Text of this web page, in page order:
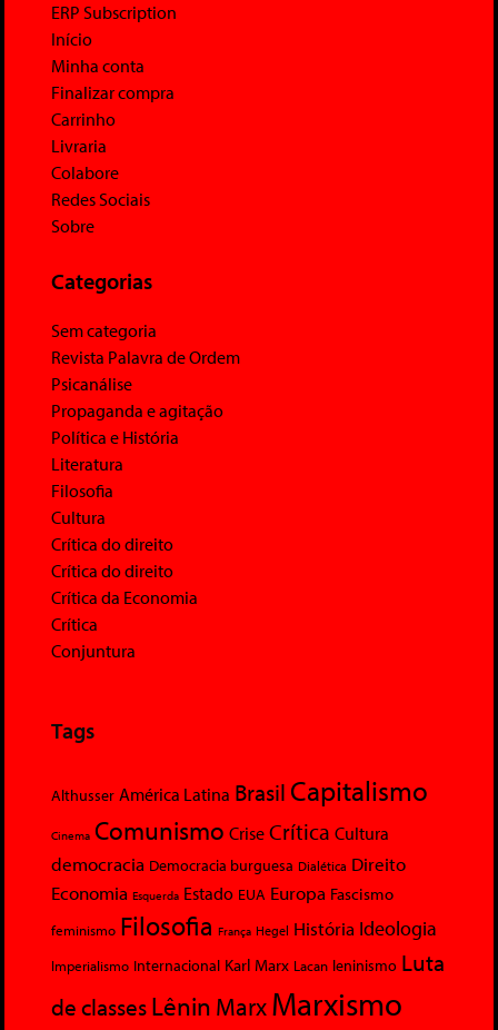
ERP Subscription
Início
Minha conta
Finalizar compra
Carrinho
Livraria
Colabore
Redes Sociais
Sobre
Categorias
Sem categoria
Revista Palavra de Ordem
Psicanálise
Propaganda e agitação
Política e História
Literatura
Filosofia
Cultura
Crítica do direito
Crítica do direito
Crítica da Economia
Crítica
Conjuntura
Tags
Althusser América Latina Brasil Capitalismo
Cinema Comunismo Crise Crítica Cultura
democracia Democracia burguesa Dialética Direito
Economia Esquerda Estado EUA Europa Fascismo
feminismo Filosofia França Hegel História Ideologia
Imperialismo Internacional Karl Marx Lacan leninismo Luta
de classesLênin MarxMarxismo